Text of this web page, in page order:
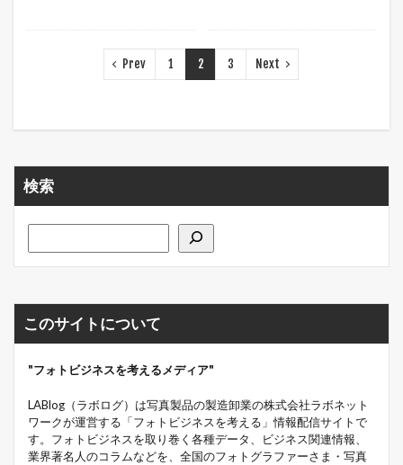
Prev 1 2 3 Next
検索
このサイトについて
"フォトビジネスを考えるメディア"
LABlog（ラボログ）は写真製品の製造卸業の株式会社ラボネット
ワークが運営する「フォトビジネスを考える」情報配信サイトで
す。フォトビジネスを取り巻く各種データ、ビジネス関連情報、
業界著名人のコラムなどを、全国のフォトグラファーさま・写真